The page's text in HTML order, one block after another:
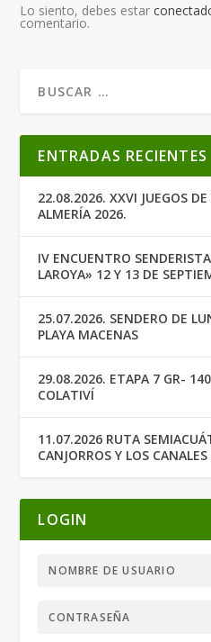
Lo siento, debes estar
comentario.
ENTRADAS RECIENTES
22.08.2026. XXVI JUEGOS
ALMERÍA 2026.
IV ENCUENTRO
LAROYA» 12 Y 13 DE
25.07.2026. SENDERO DE
PLAYA MACENAS
29.08.2026. ETAPA 7 GR-
COLATIVÍ
11.07.2026 RUTA
CANJORROS Y LOS
LOGIN